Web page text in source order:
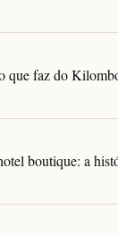
que faz do
boutique: a